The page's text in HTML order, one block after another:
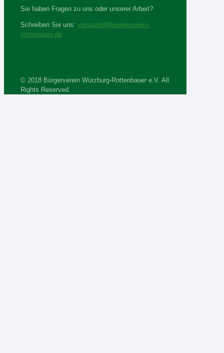
Sie haben Fragen zu uns oder unserer Arbeit?
Schreiben Sie uns: vorstand@buergerverein-
rottenbauer.de
© 2018 Bürgerverein Würzburg-Rottenbauer e.V. All
Rights Reserved.